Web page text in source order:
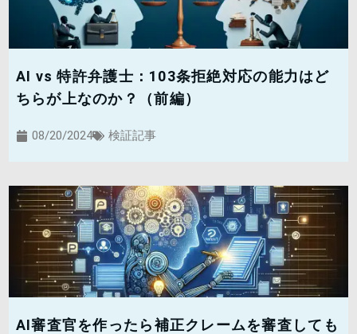
AI vs 特許弁護士：103条拒絶対応の能力はど
ちらが上なのか？（前編）
08/20/2024 検証記事
AI審査官を作ったら補正クレームを審査しても